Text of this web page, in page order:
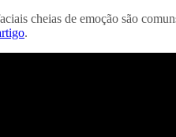
cheias de emoção são
.